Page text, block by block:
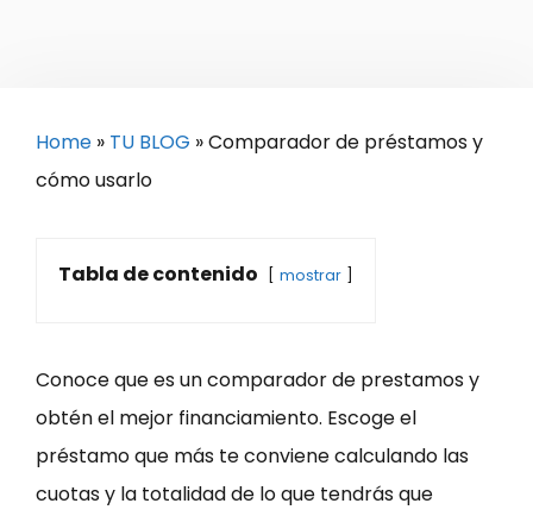
Home » TU BLOG »Comparador de préstamos y
cómo usarlo
Tabla de contenido mostrar
Conoce que es un comparador de prestamos y
obtén el mejor financiamiento. Escoge el
préstamo que más te conviene calculando las
cuotas y la totalidad de lo que tendrás que